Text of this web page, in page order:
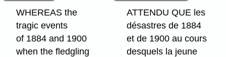
WHEREAS the
tragic events
of 1884 and 1900
when the fledgling
ATTENDU QUE les
désastres de 1884
et de 1900 au cours
desquels la jeune